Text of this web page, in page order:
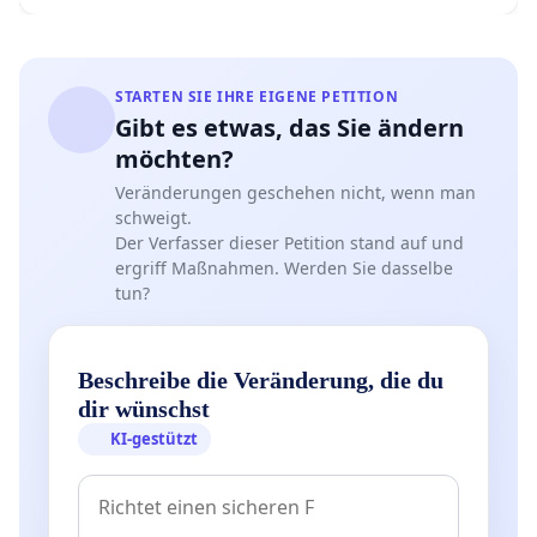
Demnach lag ich mit meinem Konzept und den
entsprechenden weltweit ersten Impfungen gegen
Corona im März 2020 richtig.
Bei Gen-Fähre-Vakzinen, zum Beispiel der Firmen
Biontech und Moderna, wird RNS mit dem
genetischen Code bestimmter Abschnitte der
Organismus eingeschleust und dort die Synthese
der entsprechenden Antigene induziert. Diese
erscheinen dann an der Oberfläche der Zellen und
stimulieren das Immunsystem. Das Prinzip wurde
zuvor bei der Immunisierung gegen bestimmte
Tumorantigene in der Krebstherapie ausprobiert,
STARTEN SIE IHRE EIGENE PETITION
Gibt es etwas, das Sie ändern
möchten?
Veränderungen geschehen nicht, wenn man
schweigt.
Der Verfasser dieser Petition stand auf und
ergriff Maßnahmen. Werden Sie dasselbe
tun?
Beschreibe die Veränderung, die du
dir wünschst
KI-gestützt